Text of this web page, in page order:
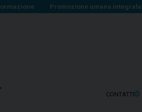
Promozione umana integrale
CONTATTI